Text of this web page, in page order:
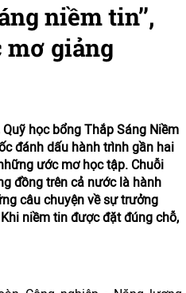
niềm tin’’,
mơ giảng
học bổng Thắp Sáng Niềm
đánh dấu hành trình gần hai
những ước mơ học tập. Chuỗi
đồng trên cả nước là hành
câu chuyện về sự trưởng
niềm tin được đặt đúng chỗ,